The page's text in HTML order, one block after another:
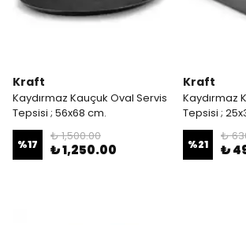
Kraft
Kaydırmaz Kauçuk Oval Servis
Tepsisi ; 56x68 cm.
%17
₺ 1,500.00
₺ 1,250.00
Kraft
Kaydırmaz
Tepsisi ;
%21
₺
₺